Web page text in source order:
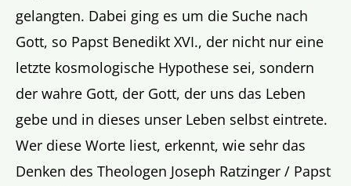
gelangten. Dabei ging es um die Suche nach
Gott, so Papst Benedikt XVI., der nicht nur eine
letzte kosmologische Hypothese sei, sondern
der wahre Gott, der Gott, der uns das Leben
gebe und in dieses unser Leben selbst eintrete.
Wer diese Worte liest, erkennt, wie sehr das
Denken des Theologen Joseph Ratzinger / Papst